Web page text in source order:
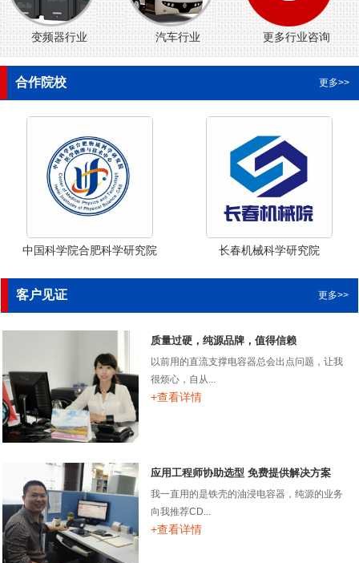
变频器行业 汽车行业 更多行业咨询
合作院校 更多>>
中国科学院合肥科学研究院 长春机械科学研究院
客户见证 更多>>
质量过硬，纯源品牌，值得信赖
以前用的直流支撑电容器总会出点问题，让我
很烦心，自从...
+查看详情
应用工程师协助选型 免费提供解决方案
我一直用的是铁壳的油浸电容器，纯源的业务
向我推荐CD...
+查看详情